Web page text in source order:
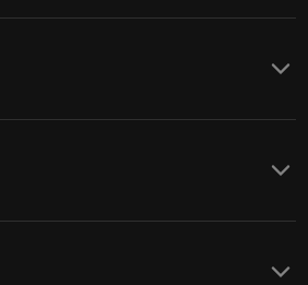
ムでのUSD価格更新
、および市場心理の影